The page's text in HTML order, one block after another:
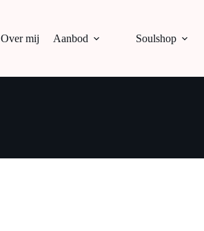
Over mij Aanbod Soulshop